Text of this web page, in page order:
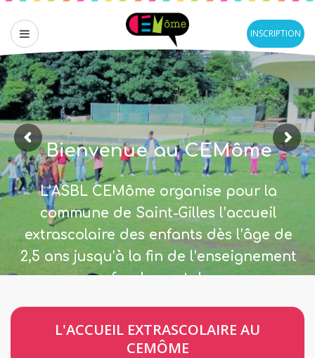
INSCRIPTION
Bienvenue au CEMôme
L’ASBL CEMôme organise pour la
commune de Saint-Gilles l’accueil
extrascolaire des enfants dès l’âge de
2,5 ans jusqu’à la fin de l’enseignement
fondamental.
L'ACCUEIL EXTRASCOLAIRE AU
CEMÔME